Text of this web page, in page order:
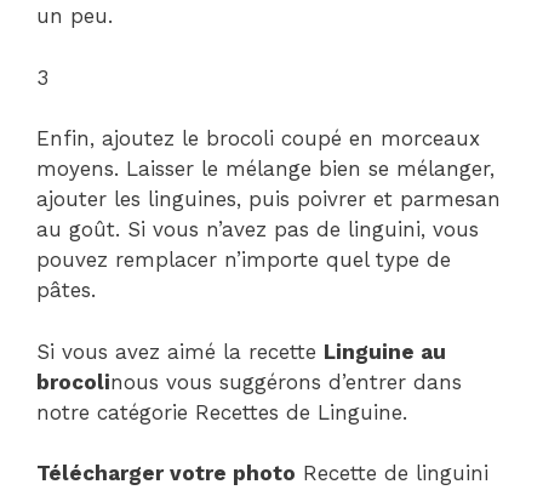
un peu.
3
Enfin, ajoutez le brocoli coupé en morceaux
moyens. Laisser le mélange bien se mélanger,
ajouter les linguines, puis poivrer et parmesan
au goût. Si vous n’avez pas de linguini, vous
pouvez remplacer n’importe quel type de
pâtes.
Si vous avez aimé la recette Linguine au
brocolinous vous suggérons d’entrer dans
notre catégorie Recettes de Linguine.
Télécharger votre photo Recette de linguini